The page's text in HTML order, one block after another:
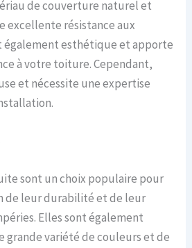
de couverture naturel et
excellente résistance aux
également esthétique et apporte
à votre toiture. Cependant,
et nécessite une expertise
sont un choix populaire pour
de leur durabilité et de leur
Elles sont également
grande variété de couleurs et de